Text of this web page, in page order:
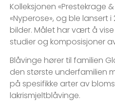
Kolleksjonen «Prestekrage
«Nyperose», og ble lansert
bilder. Målet har vært å
studier og komposisjoner
Blåvinge hører til familien
den største underfamilien
på spesifikke arter av
lakrismjeltblåvinge.